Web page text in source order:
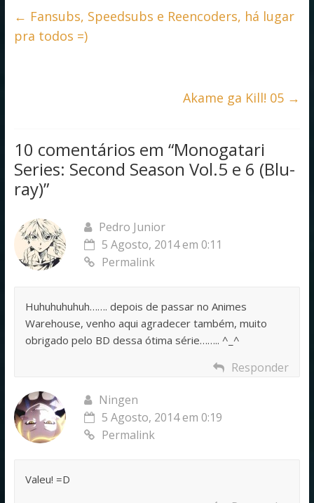
b
o
er s e
← Fansubs, Speedsubs e Reencoders, há lugar
pra todos =)
Akame ga Kill! 05 →
10 comentários em “Monogatari
Series: Second Season Vol.5 e 6 (Blu-
ray)”
Pedro Junior
5 Agosto, 2014 em 0:11
Permalink
Huhuhuhuhuh……. depois de passar no Animes
Warehouse, venho aqui agradecer também, muito
obrigado pelo BD dessa ótima série…….. ^_^
Responder
Ningen
5 Agosto, 2014 em 0:19
Permalink
Valeu! =D